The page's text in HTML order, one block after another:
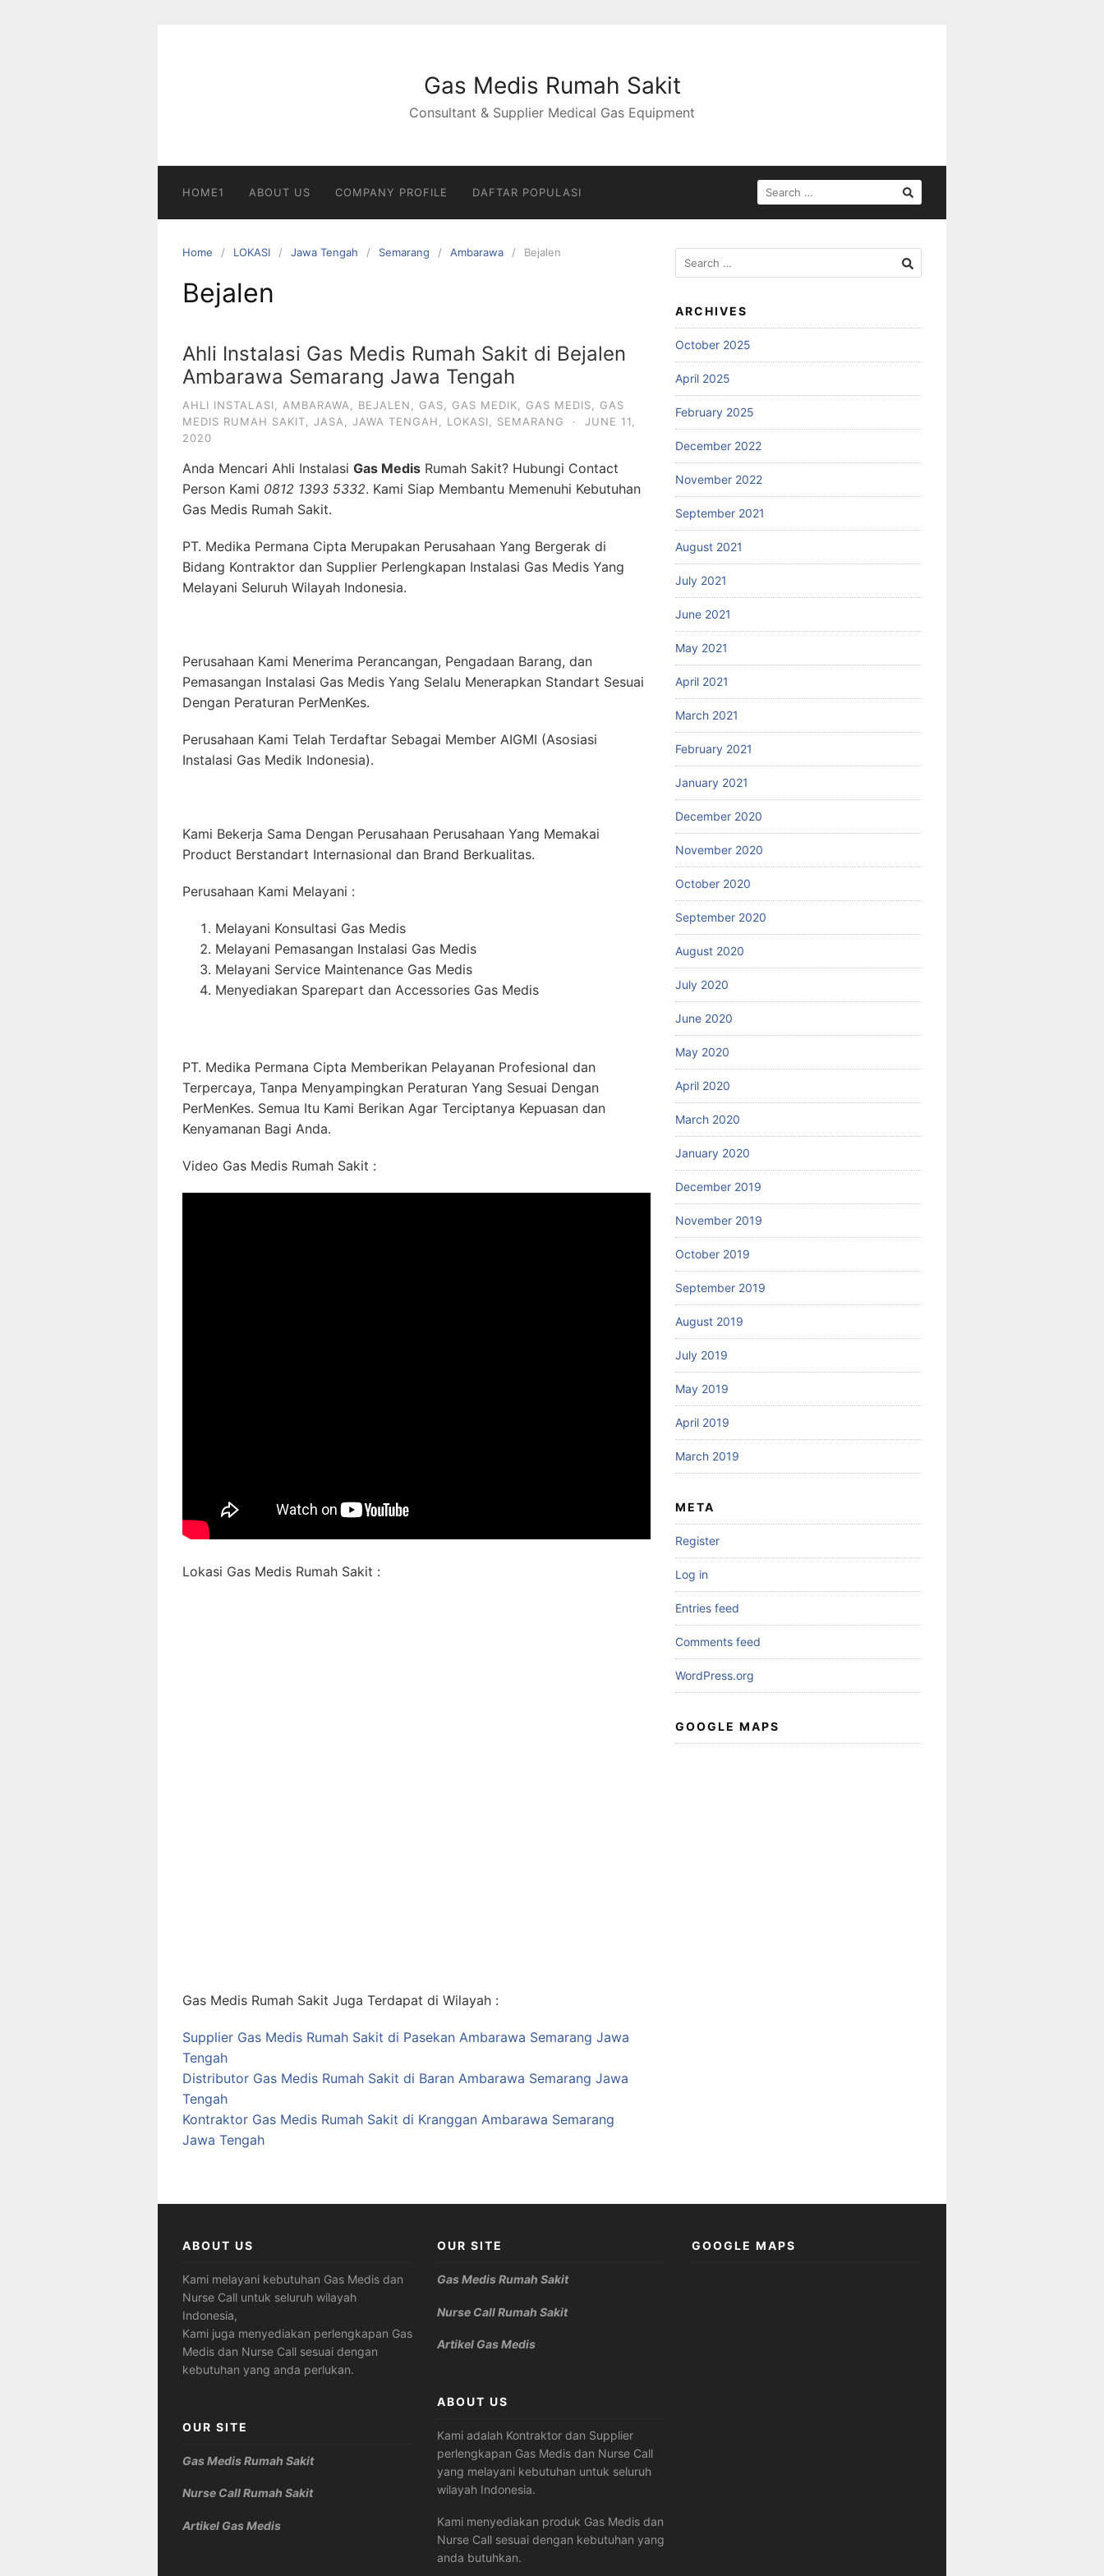
Gas Medis Rumah Sakit
Consultant & Supplier Medical Gas Equipment
HOME1 ABOUT US COMPANY PROFILE DAFTAR POPULASI
SEARCH
FOR:
Home LOKASI Jawa Tengah Semarang Ambarawa Bejalen
Bejalen
Ahli Instalasi Gas Medis Rumah Sakit di Bejalen
Ambarawa Semarang Jawa Tengah
AHLI INSTALASI AMBARAWA BEJALEN GAS GAS MEDIK GAS MEDIS
GAS
MEDIS RUMAH SAKIT
JASA JAWA TENGAH LOKASI SEMARANG ·
JUNE 11,
2020
Anda Mencari Ahli Instalasi Gas Medis Rumah Sakit? Hubungi Contact
Person Kami 0812 1393 5332. Kami Siap Membantu Memenuhi Kebutuhan
Gas Medis Rumah Sakit.
PT. Medika Permana Cipta Merupakan Perusahaan Yang Bergerak di
Bidang Kontraktor dan Supplier Perlengkapan Instalasi Gas Medis Yang
Melayani Seluruh Wilayah Indonesia.
Perusahaan Kami Menerima Perancangan, Pengadaan Barang, dan
Pemasangan Instalasi Gas Medis Yang Selalu Menerapkan Standart Sesuai
Dengan Peraturan PerMenKes.
Perusahaan Kami Telah Terdaftar Sebagai Member AIGMI (Asosiasi
Instalasi Gas Medik Indonesia).
Kami Bekerja Sama Dengan Perusahaan Perusahaan Yang Memakai
Product Berstandart Internasional dan Brand Berkualitas.
Perusahaan Kami Melayani :
Melayani Konsultasi Gas Medis
Melayani Pemasangan Instalasi Gas Medis
Melayani Service Maintenance Gas Medis
Menyediakan Sparepart dan Accessories Gas Medis
PT. Medika Permana Cipta Memberikan Pelayanan Profesional dan
Terpercaya, Tanpa Menyampingkan Peraturan Yang Sesuai Dengan
PerMenKes. Semua Itu Kami Berikan Agar Terciptanya Kepuasan dan
Kenyamanan Bagi Anda.
Video Gas Medis Rumah Sakit :
Lokasi Gas Medis Rumah Sakit :
Gas Medis Rumah Sakit Juga Terdapat di Wilayah :
Supplier Gas Medis Rumah Sakit di Pasekan Ambarawa Semarang Jawa
Tengah
Distributor Gas Medis Rumah Sakit di Baran Ambarawa Semarang Jawa
Tengah
Kontraktor Gas Medis Rumah Sakit di Kranggan Ambarawa Semarang
Jawa Tengah
Search
for:
ARCHIVES
October 2025
April 2025
February 2025
December 2022
November 2022
September 2021
August 2021
July 2021
June 2021
May 2021
April 2021
March 2021
February 2021
January 2021
December 2020
November 2020
October 2020
September 2020
August 2020
July 2020
June 2020
May 2020
April 2020
March 2020
January 2020
December 2019
November 2019
October 2019
September 2019
August 2019
July 2019
May 2019
April 2019
March 2019
META
Register
Log in
Entries feed
Comments feed
WordPress.org
GOOGLE MAPS
ABOUT US
Kami melayani kebutuhan Gas Medis dan
Nurse Call untuk seluruh wilayah
Indonesia,
Kami juga menyediakan perlengkapan Gas
Medis dan Nurse Call sesuai dengan
kebutuhan yang anda perlukan.
OUR SITE
Gas Medis Rumah Sakit
Nurse Call Rumah Sakit
Artikel Gas Medis
OUR SITE
Gas Medis Rumah Sakit
Nurse Call Rumah Sakit
Artikel Gas Medis
ABOUT US
Kami adalah Kontraktor dan Supplier
perlengkapan Gas Medis dan Nurse Call
yang melayani kebutuhan untuk seluruh
wilayah Indonesia.
Kami menyediakan produk Gas Medis dan
Nurse Call sesuai dengan kebutuhan yang
anda butuhkan.
GOOGLE MAPS